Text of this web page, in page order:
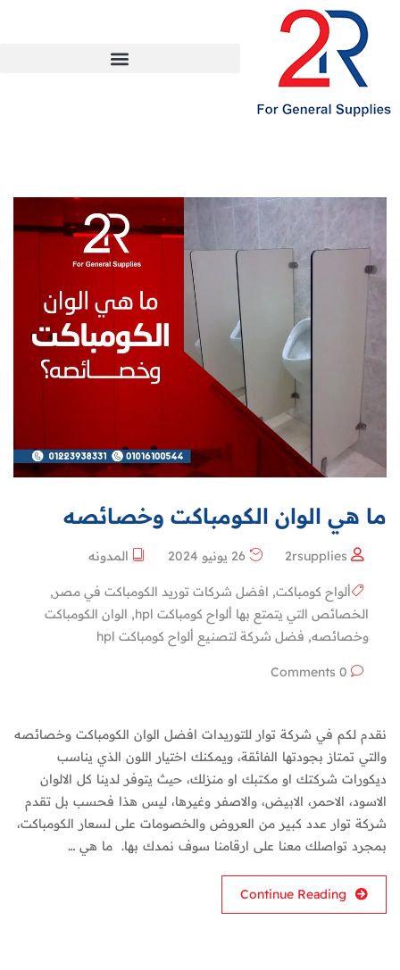
ما هي الوان الكومباكت وخصائصه
2rsupplies المدونه
ألواح كومباكت, افضل شركات توريد الكومباكت في مصر,
الخصائص التي يتمتع بها ألواح كومباكت hpl
, الوان الكومباكت
وخصائصه, فضل شركة لتصنيع ألواح كومباكت hpl
نقدم لكم في شركة توار للتوريدات افضل الوان الكومباكت وخصائصه
والتي تمتاز بجودتها الفائقة، ويمكنك اختيار اللون الذي يناسب
ديكورات شركتك او مكتبك او منزلك، حيث يتوفر لدينا كل الالوان
الاسود، الاحمر، الابيض، والاصفر وغيرها، ليس هذا فحسب بل تقدم
شركة توار عدد كبير من العروض والخصومات على لسعار الكومباكت،
بمجرد تواصلك معنا على ارقامنا سوف نمدك بها. ما هي …
Continue Reading